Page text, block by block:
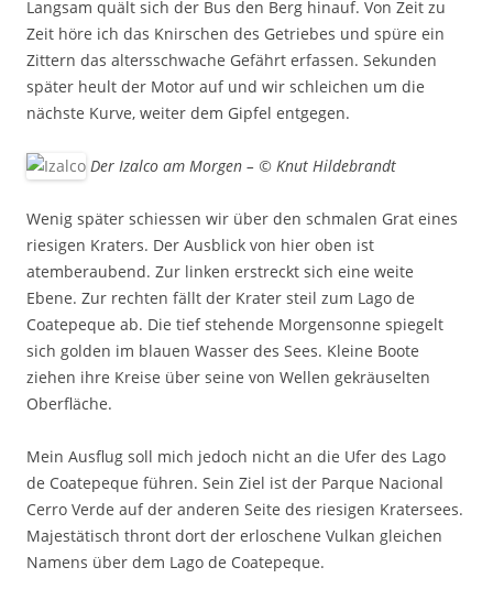
Langsam quält sich der Bus den Berg hinauf. Von Zeit zu
Zeit höre ich das Knirschen des Getriebes und spüre ein
Zittern das altersschwache Gefährt erfassen. Sekunden
später heult der Motor auf und wir schleichen um die
nächste Kurve, weiter dem Gipfel entgegen.
Der Izalco am Morgen – © Knut Hildebrandt
Wenig später schiessen wir über den schmalen Grat eines
riesigen Kraters. Der Ausblick von hier oben ist
atemberaubend. Zur linken erstreckt sich eine weite
Ebene. Zur rechten fällt der Krater steil zum Lago de
Coatepeque ab. Die tief stehende Morgensonne spiegelt
sich golden im blauen Wasser des Sees. Kleine Boote
ziehen ihre Kreise über seine von Wellen gekräuselten
Oberfläche.
Mein Ausflug soll mich jedoch nicht an die Ufer des Lago
de Coatepeque führen. Sein Ziel ist der Parque Nacional
Cerro Verde auf der anderen Seite des riesigen Kratersees.
Majestätisch thront dort der erloschene Vulkan gleichen
Namens über dem Lago de Coatepeque.